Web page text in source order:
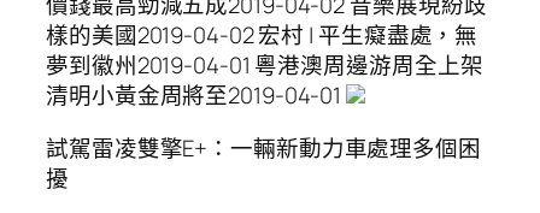
樣的美國2019-04-02 宏村 | 平生癡盡處，無
夢到徽州2019-04-01 粵港澳周邊游周全上架
清明小黃金周將至2019-04-01
試駕雷凌雙擎E+：一輛新動力車處理多個困
擾